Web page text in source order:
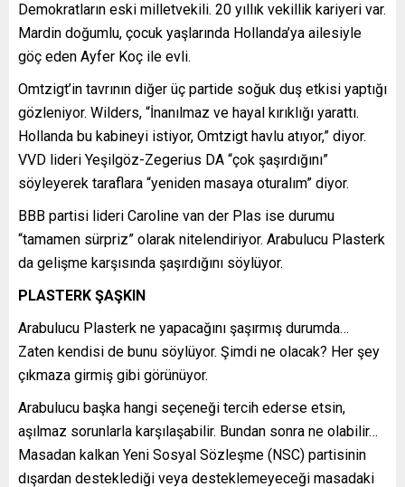
Demokratların eski milletvekili. 20 yıllık vekillik kariyeri var.
Mardin doğumlu, çocuk yaşlarında Hollanda’ya ailesiyle
göç eden Ayfer Koç ile evli.
Omtzigt’in tavrının diğer üç partide soğuk duş etkisi yaptığı
gözleniyor. Wilders, “İnanılmaz ve hayal kırıklığı yarattı.
Hollanda bu kabineyi istiyor, Omtzigt havlu atıyor,” diyor.
VVD lideri Yeşilgöz-Zegerius DA “çok şaşırdığını”
söyleyerek taraflara “yeniden masaya oturalım” diyor.
BBB partisi lideri Caroline van der Plas ise durumu
“tamamen sürpriz” olarak nitelendiriyor. Arabulucu Plasterk
da gelişme karşısında şaşırdığını söylüyor.
PLASTERK ŞAŞKIN
Arabulucu Plasterk ne yapacağını şaşırmış durumda…
Zaten kendisi de bunu söylüyor. Şimdi ne olacak? Her şey
çıkmaza girmiş gibi görünüyor.
Arabulucu başka hangi seçeneği tercih ederse etsin,
aşılmaz sorunlarla karşılaşabilir. Bundan sonra ne olabilir…
Masadan kalkan Yeni Sosyal Sözleşme (NSC) partisinin
dışardan desteklediği veya desteklemeyeceği masadaki